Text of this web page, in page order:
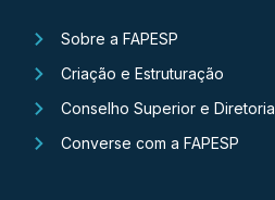
Sobre a FAPESP
Criação e Estruturação
Conselho Superior e Diretoria
Converse com a FAPESP